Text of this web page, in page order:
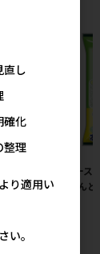
カスト
2,819円
［アー
ア えん
直し
確化
整理
り適用い
い。